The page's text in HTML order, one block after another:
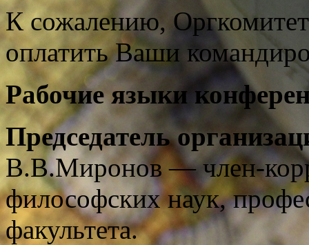
К сожалению,
оплатить Ваши
Рабочие языки
Председатель
В.В.Миронов — член-
философских наук,
факультета.